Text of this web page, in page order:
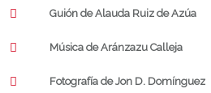
Guión de Alauda Ruiz de Azúa
Música de Aránzazu Calleja
Fotografía de Jon D. Domínguez